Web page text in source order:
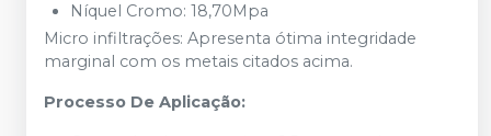
Níquel Cromo: 18,70Mpa
Micro infiltrações: Apresenta ótima integridade
marginal com os metais citados acima.
Processo De Aplicação: